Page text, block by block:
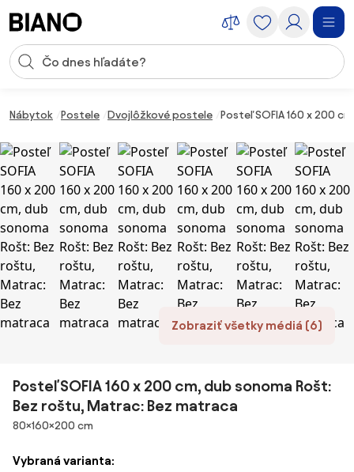
Vstup pre vyhľadávanie
Nábytok Postele Dvojlôžkové postele Posteľ SOFIA 160 x 200
Zobraziť všetky médiá (6)
Posteľ SOFIA 160 x 200 cm, dub sonoma Rošt:
Bez roštu, Matrac: Bez matraca
Rozmery
80×160×200 cm
Vybraná varianta: